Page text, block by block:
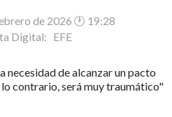
de 2026 🕐 19:28
Digital: EFE
necesidad de alcanzar un pacto
lo contrario, será muy traumático"